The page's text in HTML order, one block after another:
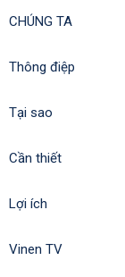
CHÚNG TA
Thông điệp
Tại sao
Cần thiết
Lợi ích
Vinen TV